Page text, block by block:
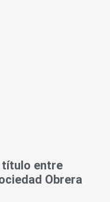
título entre
Obrera